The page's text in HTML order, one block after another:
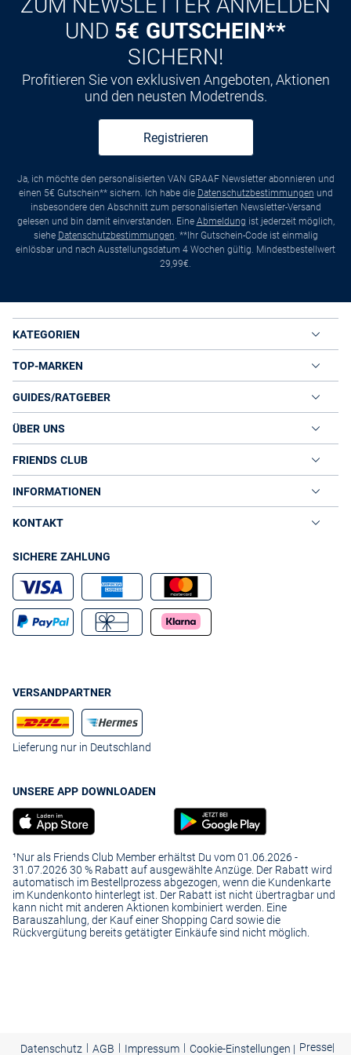
ZUM NEWSLETTER ANMELDEN
UND 5€ GUTSCHEIN**
SICHERN!
Profitieren Sie von exklusiven Angeboten, Aktionen
und den neusten Modetrends.
Registrieren
Ja, ich möchte den personalisierten VAN GRAAF Newsletter abonnieren und
einen 5€ Gutschein** sichern. Ich habe die Datenschutzbestimmungen und
insbesondere den Abschnitt zum personalisierten Newsletter-Versand
gelesen und bin damit einverstanden. Eine Abmeldung ist jederzeit möglich,
siehe Datenschutzbestimmungen. **Ihr Gutschein-Code ist einmalig
einlösbar und nach Ausstellungsdatum 4 Wochen gültig. Mindestbestellwert
29,99€.
KATEGORIEN
TOP-MARKEN
GUIDES/RATGEBER
ÜBER UNS
FRIENDS CLUB
INFORMATIONEN
KONTAKT
SICHERE ZAHLUNG
VERSANDPARTNER
Lieferung nur in Deutschland
UNSERE APP DOWNLOADEN
¹Nur als Friends Club Member erhältst Du vom 01.06.2026 -
31.07.2026 30 % Rabatt auf ausgewählte Anzüge. Der Rabatt wird
automatisch im Bestellprozess abgezogen, wenn die Kundenkarte
im Kundenkonto hinterlegt ist. Der Rabatt ist nicht übertragbar und
kann nicht mit anderen Aktionen kombiniert werden. Eine
Barauszahlung, der Kauf einer Shopping Card sowie die
Rückvergütung bereits getätigter Einkäufe sind nicht möglich.
Datenschutz | AGB | Impressum | Cookie-Einstellungen | Presse|